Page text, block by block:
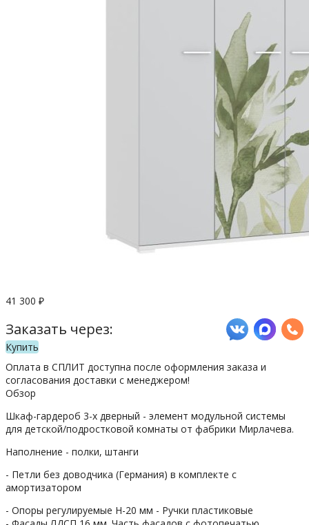
41 300 ₽
Заказать через:
Купить
Оплата в СПЛИТ доступна после оформления заказа и
согласования доставки с менеджером!
Обзор
Шкаф-гардероб 3-х дверный - элемент модульной системы
для детской/подростковой комнаты от фабрики Мирлачева.
Наполнение - полки, штанги
- Петли без доводчика (Германия) в комплекте с
амортизатором
- Опоры регулируемые Н-20 мм - Ручки пластиковые